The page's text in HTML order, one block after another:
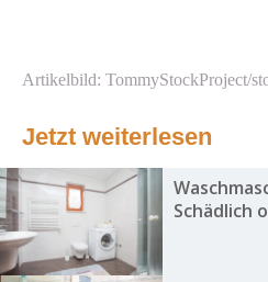
Artikelbild: TommyStockProject/
Jetzt weiterlesen
Schädlich